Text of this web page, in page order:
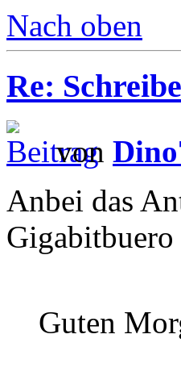
Nach oben
Re:
von
Anbei das
Gigabitbuero
Guten